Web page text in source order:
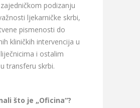
podizanju
ljekarničke skrbi,
pismenosti do
kliničkih intervencija u
i ostalim
transferu skrbi.
što je „Oficina“?